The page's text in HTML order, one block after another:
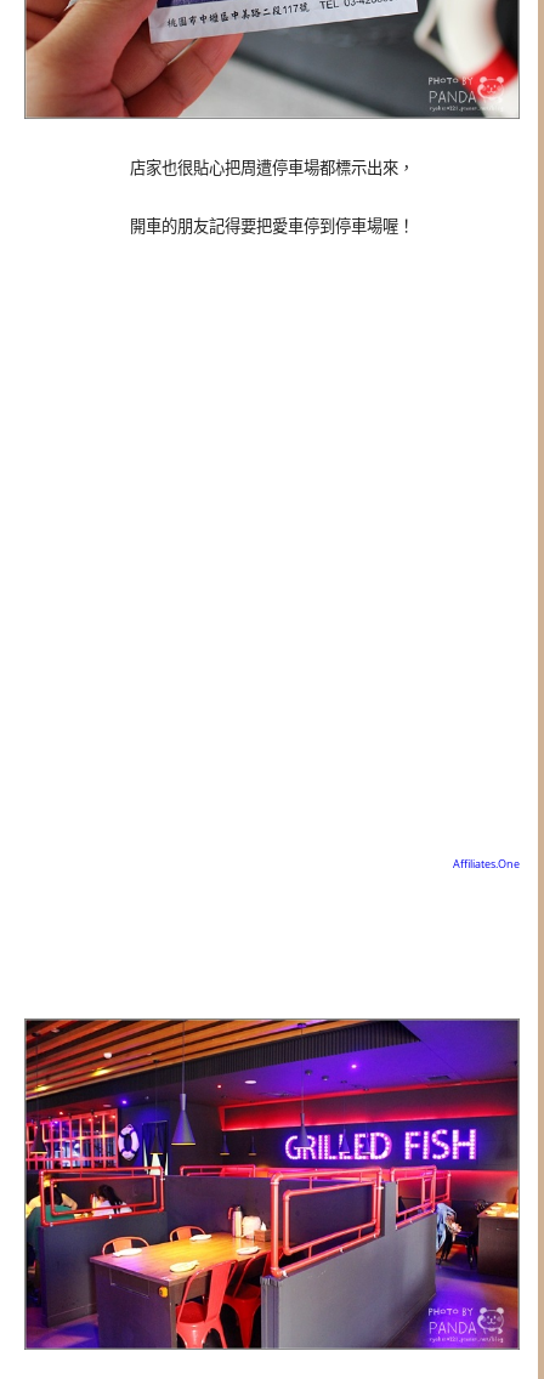
店家也很貼心把周遭停車場都標示出來，
開車的朋友記得要把愛車停到停車場喔！